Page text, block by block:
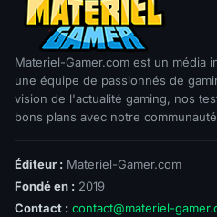
Materiel-Gamer.com est un média
une équipe de passionnés de
vision de l'actualité gaming, nos
bons plans avec notre
Éditeur : Materiel-Gamer.com
Fondé en : 2019
Contact : contact@materiel-